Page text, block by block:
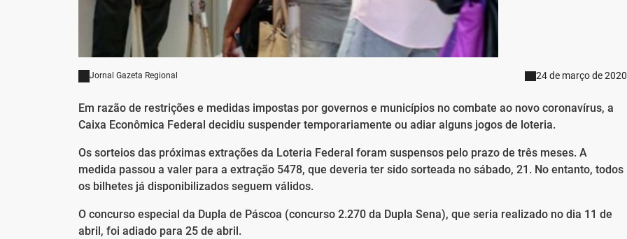
Jornal Gazeta Regional 24 de março de 2020
Em razão de restrições e medidas impostas por governos e municípios no combate ao novo coronavírus, a
Caixa Econômica Federal decidiu suspender temporariamente ou adiar alguns jogos de loteria.
Os sorteios das próximas extrações da Loteria Federal foram suspensos pelo prazo de três meses. A
medida passou a valer para a extração 5478, que deveria ter sido sorteada no sábado, 21. No entanto, todos
os bilhetes já disponibilizados seguem válidos.
O concurso especial da Dupla de Páscoa (concurso 2.270 da Dupla Sena), que seria realizado no dia 11 de
abril, foi adiado para 25 de abril.